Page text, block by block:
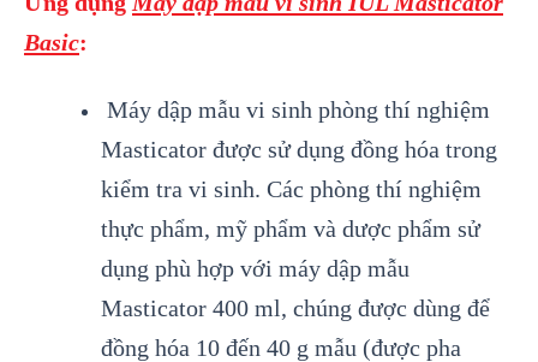
Basic:
Máy dập mẫu vi sinh phòng thí nghiệm
Masticator được sử dụng đồng hóa trong
kiểm tra vi sinh. Các phòng thí nghiệm
thực phẩm, mỹ phẩm và dược phẩm sử
dụng phù hợp với máy dập mẫu
Masticator 400 ml, chúng được dùng để
đồng hóa 10 đến 40 g mẫu (được pha